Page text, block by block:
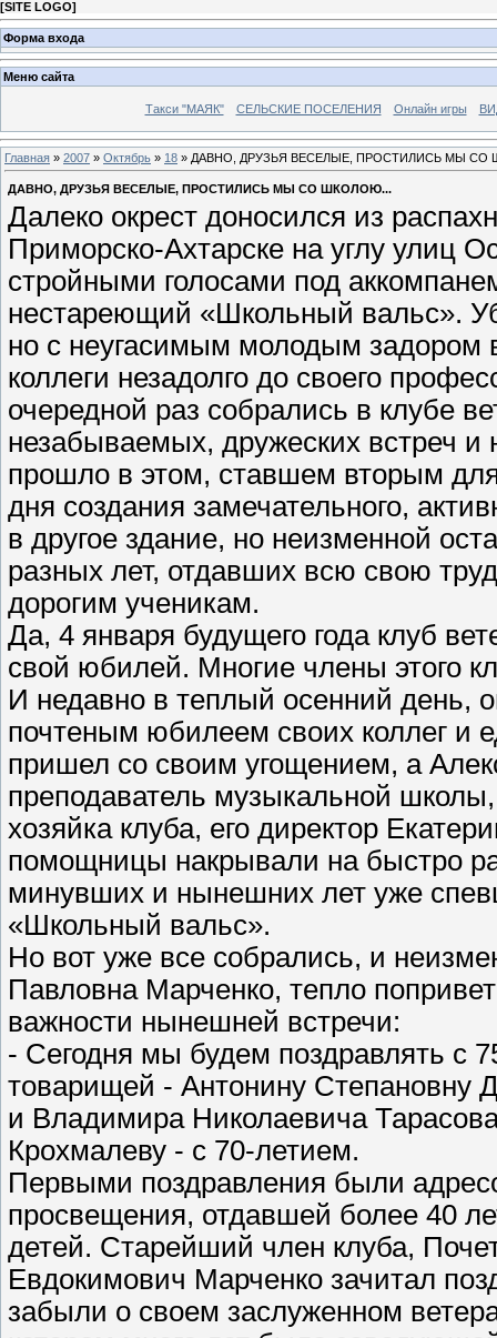
[SITE LOGO]
Форма входа
Меню сайта
Такси "МАЯК" СЕЛЬСКИЕ ПОСЕЛЕНИЯ Онлайн игры
Главная » 2007 » Октябрь » 18 » ДАВНО, ДРУЗЬЯ ВЕСЕЛЫЕ, ПРОСТИЛИСЬ МЫ СО
ДАВНО, ДРУЗЬЯ ВЕСЕЛЫЕ, ПРОСТИЛИСЬ МЫ СО ШКОЛОЮ...
Далеко окрест доносился из
Приморско-Ахтарске на углу улиц
стройными голосами под
нестареющий «Школьный вальс».
но с неугасимым молодым задором
коллеги незадолго до своего
очередной раз собрались в клубе
незабываемых, дружеских встреч и
прошло в этом, ставшем вторым
дня создания замечательного,
в другое здание, но неизменной
разных лет, отдавших всю свою
дорогим ученикам.
Да, 4 января будущего года клуб
свой юбилей. Многие члены этого
И недавно в теплый осенний день,
почтеным юбилеем своих коллег и
пришел со своим угощением, а
преподаватель музыкальной
хозяйка клуба, его директор
помощницы накрывали на быстро
минувших и нынешних лет уже
«Школьный вальс».
Но вот уже все собрались, и
Павловна Марченко, тепло
важности нынешней встречи:
- Сегодня мы будем поздравлять с
товарищей - Антонину Степановну
и Владимира Николаевича
Крохмалеву - с 70-летием.
Первыми поздравления были
просвещения, отдавшей более 40
детей. Старейший член клуба,
Евдокимович Марченко зачитал
забыли о своем заслуженном